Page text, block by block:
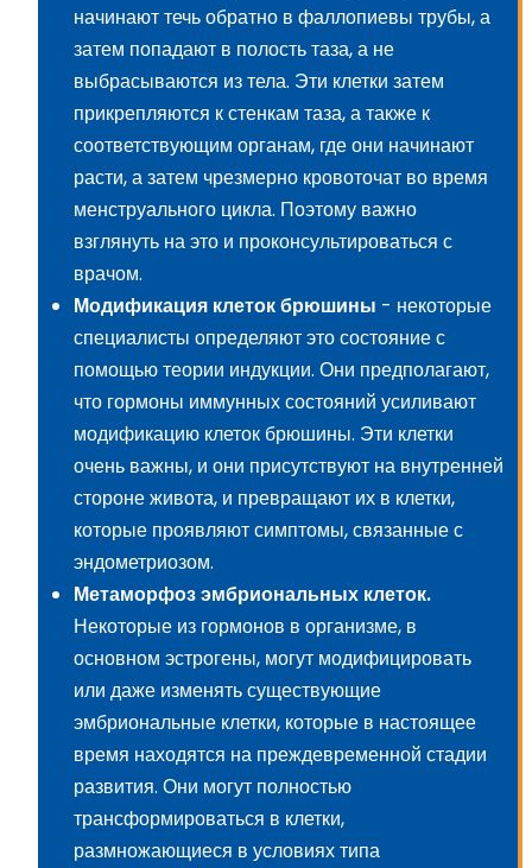
начинают течь обратно в фаллопиевы трубы, а
затем попадают в полость таза, а не
выбрасываются из тела. Эти клетки затем
прикрепляются к стенкам таза, а также к
соответствующим органам, где они начинают
расти, а затем чрезмерно кровоточат во время
менструального цикла. Поэтому важно
взглянуть на это и проконсультироваться с
врачом.
Модификация клеток брюшины - некоторые
специалисты определяют это состояние с
помощью теории индукции. Они предполагают,
что гормоны иммунных состояний усиливают
модификацию клеток брюшины. Эти клетки
очень важны, и они присутствуют на внутренней
стороне живота, и превращают их в клетки,
которые проявляют симптомы, связанные с
эндометриозом.
Метаморфоз эмбриональных клеток.
Некоторые из гормонов в организме, в
основном эстрогены, могут модифицировать
или даже изменять существующие
эмбриональные клетки, которые в настоящее
время находятся на преждевременной стадии
развития. Они могут полностью
трансформироваться в клетки,
размножающиеся в условиях типа